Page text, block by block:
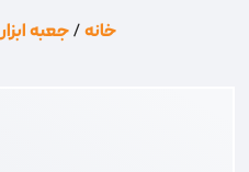
خانه/جعبه ابزار